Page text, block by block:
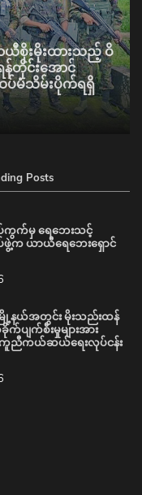
ယီစိုးမိုးထားသည့် ဝိ
န်တိုင်းအောင်
ပ်မံသိမ်းပိုက်ရရှိ
Posts
ပ်ကွက်မှ ရေဘေးသင့်
က ယာယီရေဘေးရှောင်
ြို့နယ်အတွင်း မိုးသည်းထန်
က်ပျက်စီးမှုများအား
ကူညီကယ်ဆယ်ရေးလုပ်ငန်း